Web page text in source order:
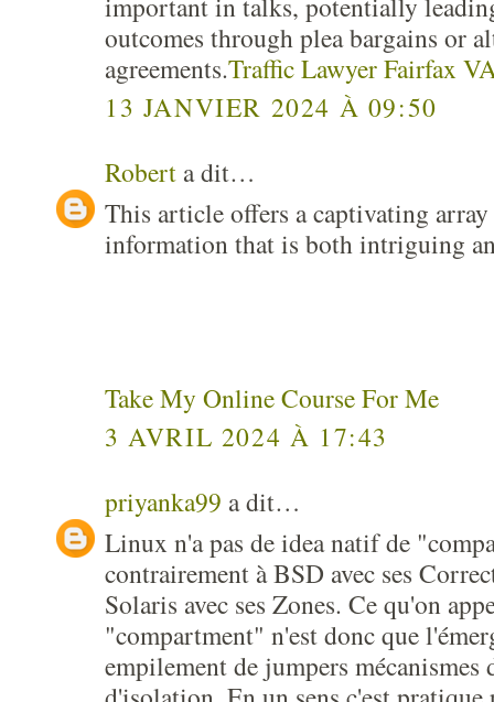
outcomes through plea bargains or
agreements.Traffic Lawyer Fairfax
13 JANVIER 2024 À 09:50
Robert a dit…
This article offers a captivating
information that is both intriguing
Take My Online Course For Me
3 AVRIL 2024 À 17:43
priyanka99 a dit…
Linux n'a pas de idea natif de
contrairement à BSD avec ses
Solaris avec ses Zones. Ce qu'on
"compartment" n'est donc que
empilement de jumpers mécanismes